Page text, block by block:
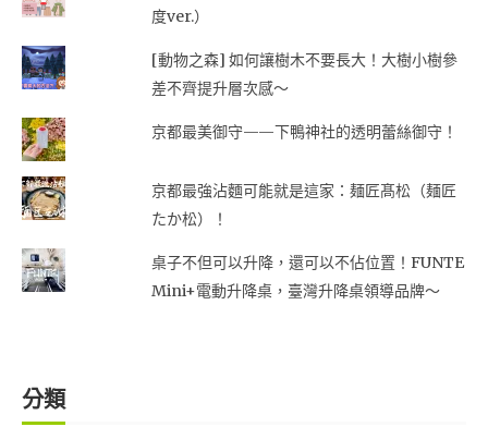
度ver.）
[動物之森] 如何讓樹木不要長大！大樹小樹參
差不齊提升層次感～
京都最美御守——下鴨神社的透明蕾絲御守！
京都最強沾麵可能就是這家：麺匠髙松（麺匠
たか松）！
桌子不但可以升降，還可以不佔位置！FUNTE
Mini+電動升降桌，臺灣升降桌領導品牌～
分類